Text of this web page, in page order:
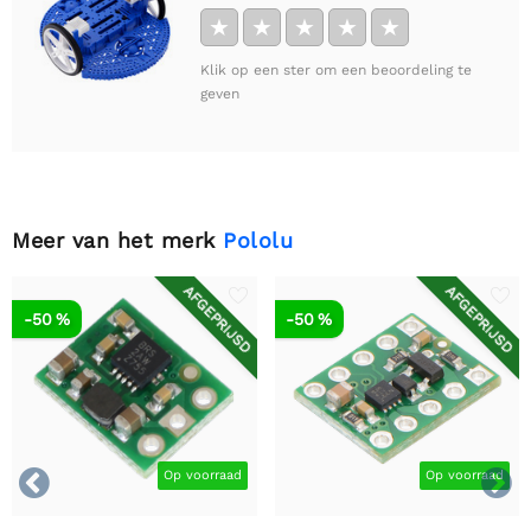
★ ★ ★ ★ ★
Klik op een ster om een beoordeling te
geven
Meer van het merk Pololu


AFGEPRIJSD
Op voorraad
-50 % AFGEPRIJSD
Op voorraad
-50 %